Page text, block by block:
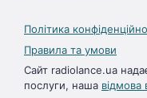
Політика
Правила та умови
Сайт radiolance.ua
послуги, наша відмова